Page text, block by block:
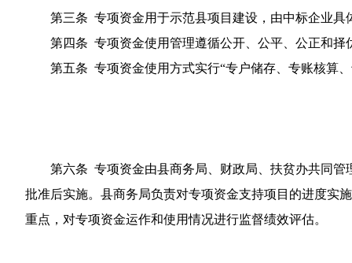
第三条 专项资金用于示范县项目建设，由中标企业具
第四条 专项资金使用管理遵循公开、公平、公正和择
第五条 专项资金使用方式实行“专户储存、专账核算、
第六条 专项资金由县商务局、财政局、扶贫办共同管
批准后实施。县商务局负责对专项资金支持项目的进度实
重点，对专项资金运作和使用情况进行监督绩效评估。